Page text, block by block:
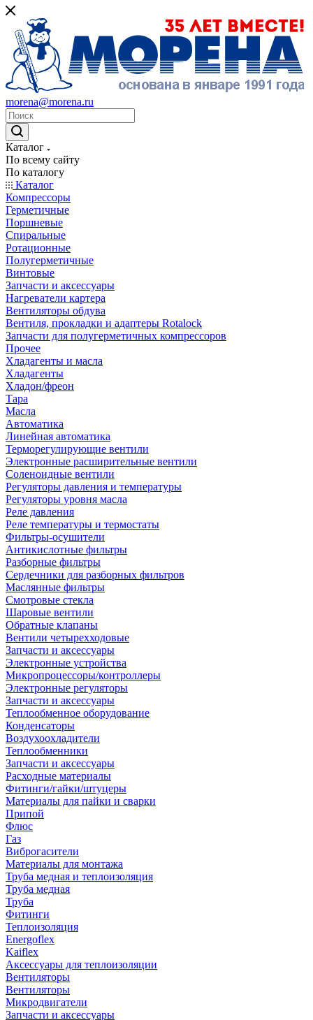
morena@morena.ru
Каталог
По всему сайту
По каталогу
Каталог
Компрессоры
Герметичные
Поршневые
Спиральные
Ротационные
Полугерметичные
Винтовые
Запчасти и аксессуары
Нагреватели картера
Вентиляторы обдува
Вентиля, прокладки и адаптеры Rotalock
Запчасти для полугерметичных компрессоров
Прочее
Хладагенты и масла
Хладагенты
Хладон/фреон
Тара
Масла
Автоматика
Линейная автоматика
Терморегулирующие вентили
Электронные расширительные вентили
Соленоидные вентили
Регуляторы давления и температуры
Регуляторы уровня масла
Реле давления
Реле температуры и термостаты
Фильтры-осушители
Антикислотные фильтры
Разборные фильтры
Сердечники для разборных фильтров
Маслянные фильтры
Смотровые стекла
Шаровые вентили
Обратные клапаны
Вентили четырехходовые
Запчасти и аксессуары
Электронные устройства
Микропроцессоры/контроллеры
Электронные регуляторы
Запчасти и аксессуары
Теплообменное оборудование
Конденсаторы
Воздухоохладители
Теплообменники
Запчасти и аксессуары
Расходные материалы
Фитинги/гайки/штуцеры
Материалы для пайки и сварки
Припой
Флюс
Газ
Виброгасители
Материалы для монтажа
Труба медная и теплоизоляция
Труба медная
Труба
Фитинги
Теплоизоляция
Energoflex
Kaiflex
Аксессуары для теплоизоляции
Вентиляторы
Вентиляторы
Микродвигатели
Запчасти и аксессуары